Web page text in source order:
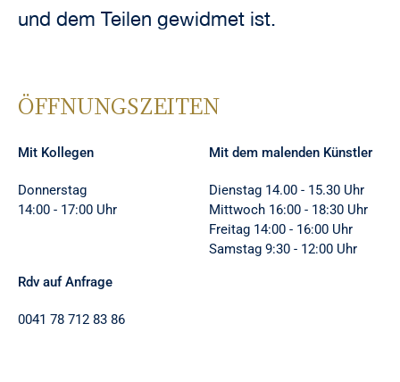
und dem Teilen gewidmet ist.
ÖFFNUNGSZEITEN
Mit Kollegen
Donnerstag
14:00 - 17:00 Uhr
Mit dem malenden Künstler
Dienstag 14.00 - 15.30 Uhr
Mittwoch 16:00 - 18:30 Uhr
Freitag 14:00 - 16:00 Uhr
Samstag 9:30 - 12:00 Uhr
Rdv auf Anfrage
0041 78 712 83 86